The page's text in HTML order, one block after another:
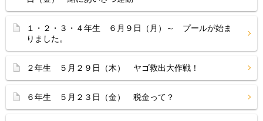
１・２・３・４年生 ６月９日（月）～ プールが始ま
りました。
２年生 ５月２９日（木） ヤゴ救出大作戦！
６年生 ５月２３日（金） 税金って？